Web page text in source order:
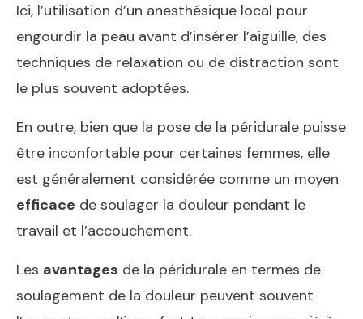
Ici, l’utilisation d’un anesthésique local pour
engourdir la peau avant d’insérer l’aiguille, des
techniques de relaxation ou de distraction sont
le plus souvent adoptées.
En outre, bien que la pose de la péridurale puisse
être inconfortable pour certaines femmes, elle
est généralement considérée comme un moyen
efficace de soulager la douleur pendant le
travail et l’accouchement.
Les avantages de la péridurale en termes de
soulagement de la douleur peuvent souvent